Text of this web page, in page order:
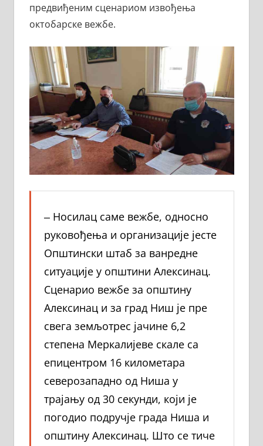
предвиђеним сценариом извођења
октобарске вежбе.
‒ Носилац саме вежбе, односно
руковођења и организације јесте
Општински штаб за ванредне
ситуације у општини Алексинац.
Сценарио вежбе за општину
Алексинац и за град Ниш је пре
свега земљотрес јачине 6,2
степена Меркалијеве скале са
епицентром 16 километара
северозападно од Ниша у
трајању од 30 секунди, који је
погодио подручје града Ниша и
општину Алексинац. Што се тиче